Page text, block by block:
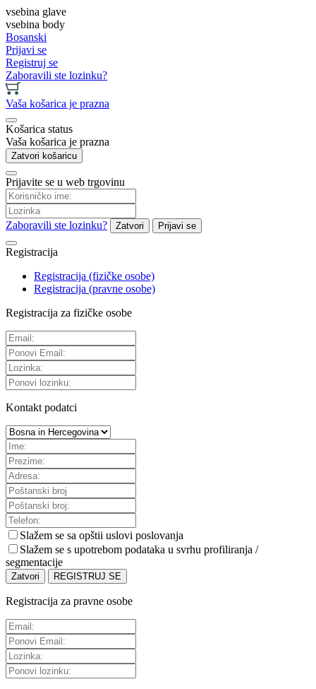
vsebina glave
vsebina body
Bosanski
Prijavi se
Registruj se
Zaboravili ste lozinku?
Vaša košarica je prazna
Košarica status
Vaša košarica je prazna
Zatvori košaricu
Prijavite se u web trgovinu
Zaboravili ste lozinku? Zatvori Prijavi se
Registracija
Registracija (fizičke osobe)
Registracija (pravne osobe)
Registracija za fizičke osobe
Kontakt podatci
Slažem se sa opštii uslovi poslovanja
Slažem se s upotrebom podataka u svrhu profiliranja /
segmentacije
Zatvori REGISTRUJ SE
Registracija za pravne osobe